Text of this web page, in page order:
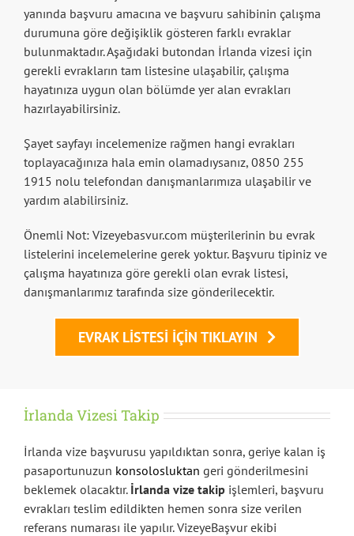
yanında başvuru amacına ve başvuru sahibinin çalışma
durumuna göre değişiklik gösteren farklı evraklar
bulunmaktadır. Aşağıdaki butondan İrlanda vizesi için
gerekli evrakların tam listesine ulaşabilir, çalışma
hayatınıza uygun olan bölümde yer alan evrakları
hazırlayabilirsiniz.
Şayet sayfayı incelemenize rağmen hangi evrakları
toplayacağınıza hala emin olamadıysanız, 0850 255
1915 nolu telefondan danışmanlarımıza ulaşabilir ve
yardım alabilirsiniz.
Önemli Not: Vizeyebasvur.com müşterilerinin bu evrak
listelerini incelemelerine gerek yoktur. Başvuru tipiniz ve
çalışma hayatınıza göre gerekli olan evrak listesi,
danışmanlarımız tarafında size gönderilecektir.
EVRAK LISTESI IÇIN TIKLAYIN
İrlanda Vizesi Takip
İrlanda vize başvurusu yapıldıktan sonra, geriye kalan iş
pasaportunuzun konsolosluktan geri gönderilmesini
beklemek olacaktır. İrlanda vize takip işlemleri, başvuru
evrakları teslim edildikten hemen sonra size verilen
referans numarası ile yapılır. VizeyeBaşvur ekibi